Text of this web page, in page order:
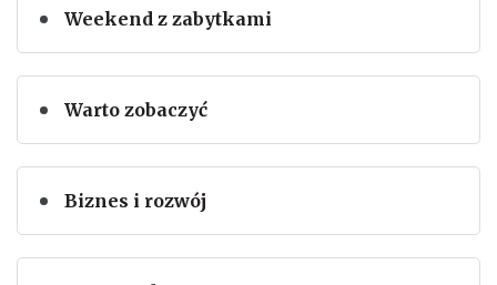
Weekend z zabytkami
Warto zobaczyć
Biznes i rozwój